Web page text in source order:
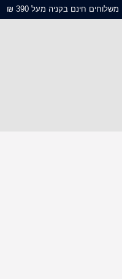
משלוחים חינם בקניה מעל 390 ₪